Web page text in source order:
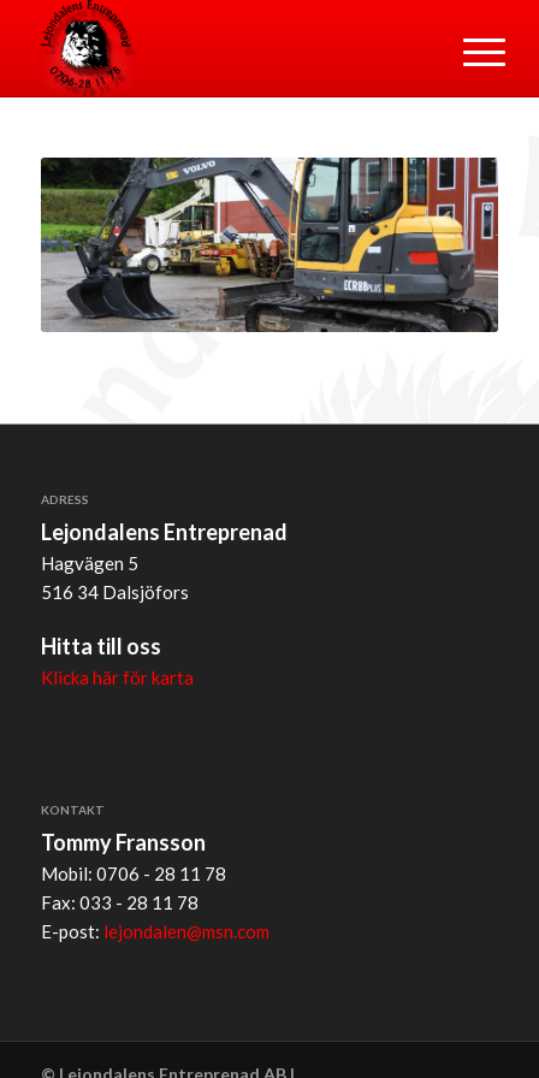
ADRESS
Lejondalens Entreprenad
Hagvägen 5
516 34 Dalsjöfors
Hitta till oss
Klicka här för karta
KONTAKT
Tommy Fransson
Mobil: 0706 - 28 11 78
Fax: 033 - 28 11 78
E-post: lejondalen@msn.com
© Lejondalens Entreprenad AB |